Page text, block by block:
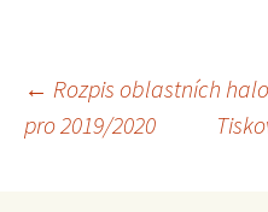
Navigace
pro
← Rozpis oblastních
pro 2019/2020